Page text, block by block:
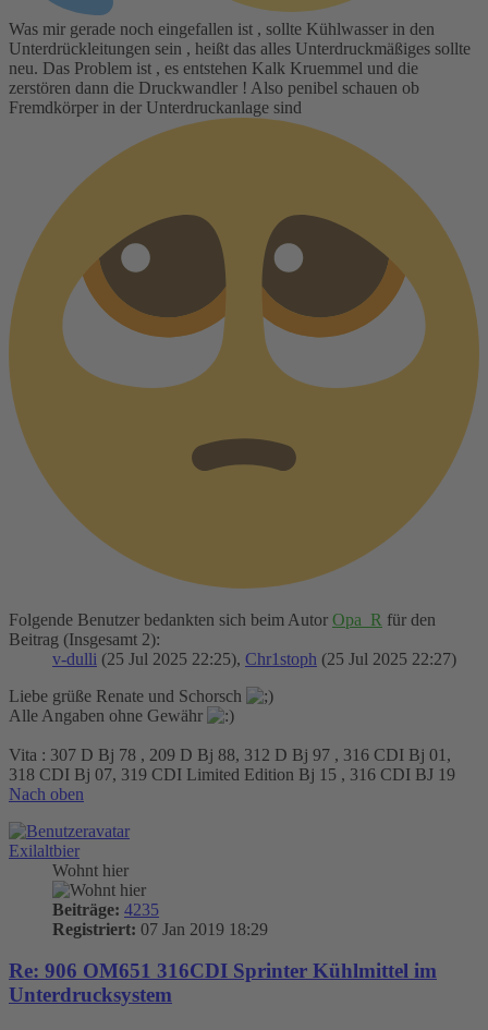
Was mir gerade noch eingefallen ist , sollte Kühlwasser in den
Unterdrückleitungen sein , heißt das alles Unterdruckmäßiges sollte
neu. Das Problem ist , es entstehen Kalk Kruemmel und die
zerstören dann die Druckwandler ! Also penibel schauen ob
Fremdkörper in der Unterdruckanlage sind
Folgende Benutzer bedankten sich beim Autor Opa_R für den
Beitrag (Insgesamt 2):
v-dulli (25 Jul 2025 22:25), Chr1stoph (25 Jul 2025 22:27)
Liebe grüße Renate und Schorsch
Alle Angaben ohne Gewähr
Vita : 307 D Bj 78 , 209 D Bj 88, 312 D Bj 97 , 316 CDI Bj 01,
318 CDI Bj 07, 319 CDI Limited Edition Bj 15 , 316 CDI BJ 19
Nach oben
Exilaltbier
Wohnt hier
Beiträge: 4235
Registriert: 07 Jan 2019 18:29
Re: 906 OM651 316CDI Sprinter Kühlmittel im
Unterdrucksystem